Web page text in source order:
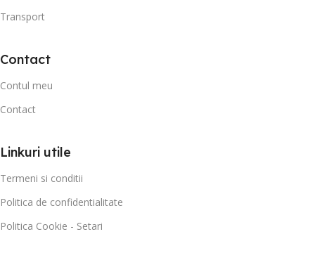
Transport
Contact
Contul meu
Contact
Linkuri utile
Termeni si conditii
Politica de confidentialitate
Politica Cookie - Setari